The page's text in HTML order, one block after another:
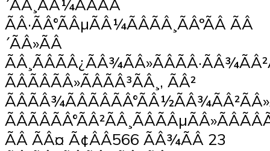
´ÃÂ¸ÃÂ¼ÃÂÃÂ
ÃÂ·ÃÂ°ÃÂµÃÂ¼ÃÂÃÂ¸ÃÂºÃÂ ÃÂ
´ÃÂ»ÃÂ
ÃÂÃÂÃÂ»ÃÂÃÂ³ÃÂ¸, ÃÂ²
ÃÂ ÃÂ¤ Ã¢ÂÂ566 ÃÂ¾ÃÂ 23